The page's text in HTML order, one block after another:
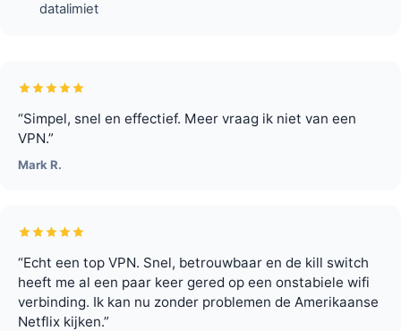
datalimiet
“Simpel, snel en effectief. Meer vraag ik niet van een
VPN.”
Mark R.
“Echt een top VPN. Snel, betrouwbaar en de kill switch
heeft me al een paar keer gered op een onstabiele wifi
verbinding. Ik kan nu zonder problemen de Amerikaanse
Netflix kijken.”